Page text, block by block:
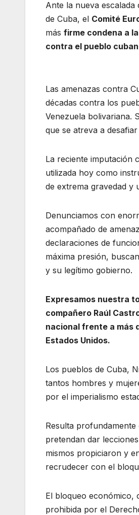
Ante la nueva
de Cuba, el Comité
más firme condena a
contra el pueblo
Las amenazas contra
décadas contra los
Venezuela bolivariana.
que se atreva a
La reciente imputación
utilizada hoy como
de extrema gravedad y
Denunciamos con
acompañado de
declaraciones de
máxima presión,
y su legítimo gobierno.
Expresamos nuestra
compañero Raúl
nacional frente a más
Estados Unidos.
Los pueblos de Cuba,
tantos hombres y
por el imperialismo
Resulta
pretendan dar
mismos propiciaron y
recrudecer con el
El bloqueo económico,
prohibida por el